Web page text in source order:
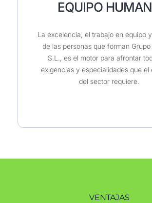
EQUIPO
La excelencia, el trabajo en equipo
de las personas que forman
S.L., es el motor para afrontar
exigencias y especialidades que el
del sector requiere.
VENTAJAS